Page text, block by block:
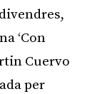
‘Con
Cuervo
per